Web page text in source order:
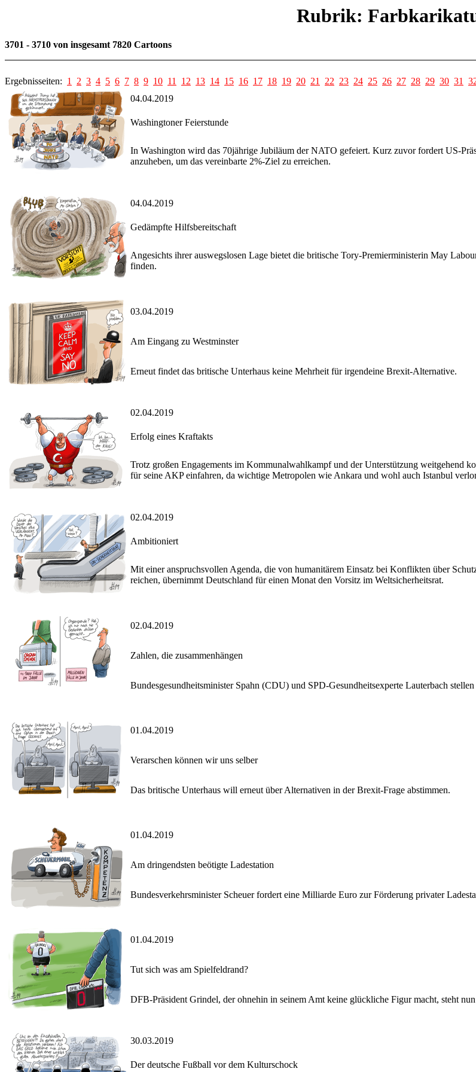
Rubrik:
3701 - 3710 von insgesamt 7820 Cartoons
Ergebnisseiten: 1 2 3 4 5 6 7 8 9 10 11 12 13 14 15 16 17 18 19 20 21 22 23 24 25 26 27 28 29 30 31
04.04.2019
Washingtoner Feierstunde
In Washington wird das 70jährige Jubiläum der NATO gefeiert. Kurz zuvor fordert US-
anzuheben, um das vereinbarte 2%-Ziel zu erreichen.
04.04.2019
Gedämpfte Hilfsbereitschaft
Angesichts ihrer auswegslosen Lage bietet die britische Tory-Premierministerin May
finden.
03.04.2019
Am Eingang zu Westminster
Erneut findet das britische Unterhaus keine Mehrheit für irgendeine Brexit-Alternative.
02.04.2019
Erfolg eines Kraftakts
Trotz großen Engagements im Kommunalwahlkampf und der Unterstützung weitgehend
für seine AKP einfahren, da wichtige Metropolen wie Ankara und wohl auch Istanbul
02.04.2019
Ambitioniert
Mit einer anspruchsvollen Agenda, die von humanitärem Einsatz bei Konflikten über
reichen, übernimmt Deutschland für einen Monat den Vorsitz im Weltsicherheitsrat.
02.04.2019
Zahlen, die zusammenhängen
Bundesgesundheitsminister Spahn (CDU) und SPD-Gesundheitsexperte Lauterbach
01.04.2019
Verarschen können wir uns selber
Das britische Unterhaus will erneut über Alternativen in der Brexit-Frage abstimmen.
01.04.2019
Am dringendsten beötigte Ladestation
Bundesverkehrsminister Scheuer fordert eine Milliarde Euro zur Förderung privater
01.04.2019
Tut sich was am Spielfeldrand?
DFB-Präsident Grindel, der ohnehin in seinem Amt keine glückliche Figur macht, steht
30.03.2019
Der deutsche Fußball vor dem Kulturschock